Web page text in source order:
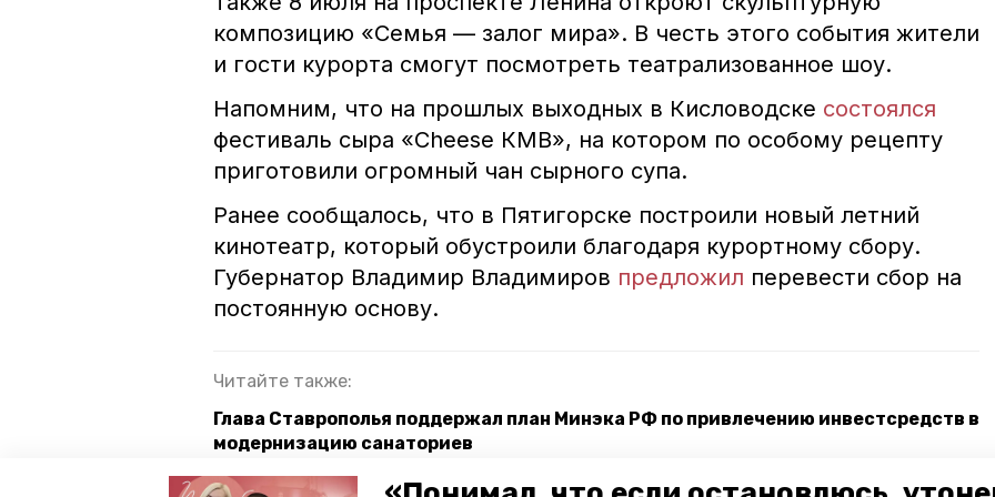
композицию «Семья — залог мира». В честь этого события жители
и гости курорта смогут посмотреть театрализованное шоу.
Напомним, что на прошлых выходных в Кисловодске состоялся
фестиваль сыра «Cheese КМВ», на котором по особому рецепту
приготовили огромный чан сырного супа.
Ранее сообщалось, что в Пятигорске построили новый летний
кинотеатр, который обустроили благодаря курортному сбору.
Губернатор Владимир Владимиров предложил перевести сбор на
постоянную основу.
Читайте также:
Глава Ставрополья поддержал план Минэка РФ по привлечению инвестсредств в
модернизацию санаториев
Любящие пары могут поздравить друг друга на всех площадках Железноводска